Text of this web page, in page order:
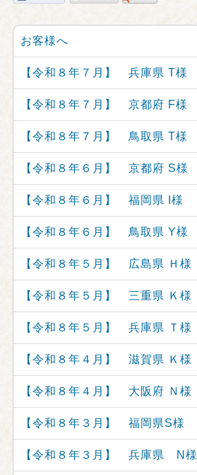
お客様へ
【令和８年７月】 兵庫県 T様
【令和８年７月】 京都府 F様
【令和８年７月】 鳥取県 T様
【令和８年６月】 京都府 S様
【令和８年６月】 福岡県 I様
【令和８年６月】 鳥取県 Y様
【令和８年５月】 広島県 Ｈ様
【令和８年５月】 三重県 Ｋ様
【令和８年５月】 兵庫県 Ｔ様
【令和８年４月】 滋賀県 Ｋ様
【令和８年４月】 大阪府 Ｎ様
【令和８年３月】 福岡県S様
【令和８年３月】 兵庫県 N様